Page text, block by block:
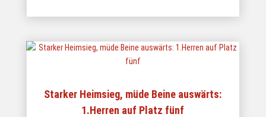
Starker Heimsieg, müde Beine auswärts:
1.Herren auf Platz fünf